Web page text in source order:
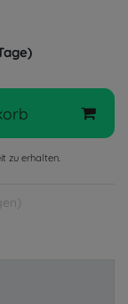
zu erhalten.